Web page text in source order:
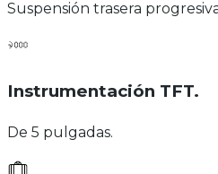
Suspensión trasera
Instrumentación TFT.
De 5 pulgadas.